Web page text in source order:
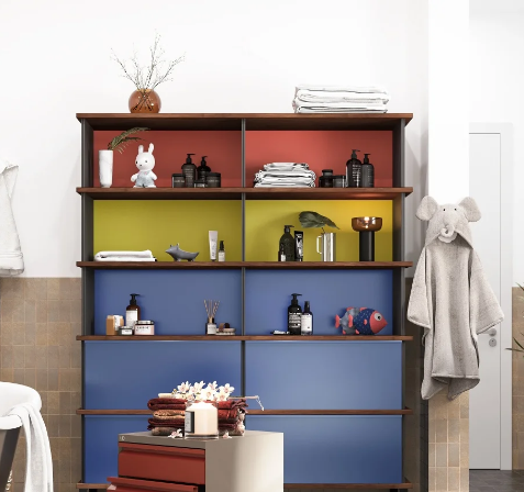
la salle de bains